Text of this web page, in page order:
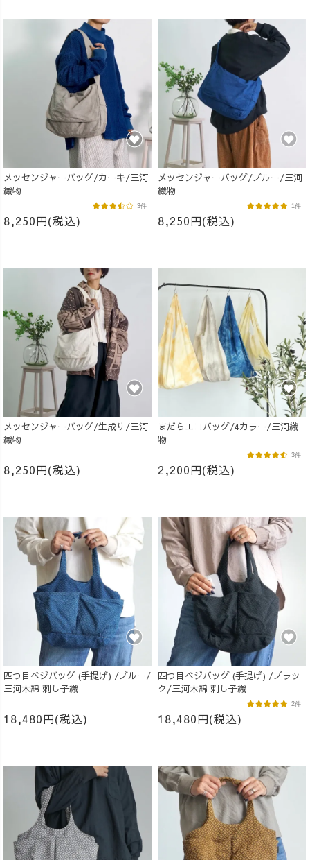
メッセンジャーバッグ/カーキ/三河
織物
8,250円(税込)
3件
メッセンジャーバッグ/ブルー/三河
織物
8,250円(税込)
1件
メッセンジャーバッグ/生成り/三河
織物
8,250円(税込)
まだらエコバッグ/4カラー/三河織
物
2,200円(税込)
3件
四つ目ベジバッグ (手提げ) /ブルー/
三河木綿 刺し子織
18,480円(税込)
四つ目ベジバッグ (手提げ) /ブラッ
ク/三河木綿 刺し子織
18,480円(税込)
2件